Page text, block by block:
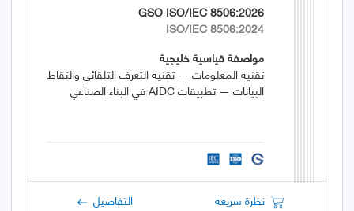
GSO ISO/IEC 8506:2026
ISO/IEC 8506:2024
مواصفة قياسية خليجية
تقنية المعلومات — تقنية التعرف التلقائي والتقاط
البيانات — تطبيقات AIDC في البناء الصناعي
نظرة سريعة التفاصيل